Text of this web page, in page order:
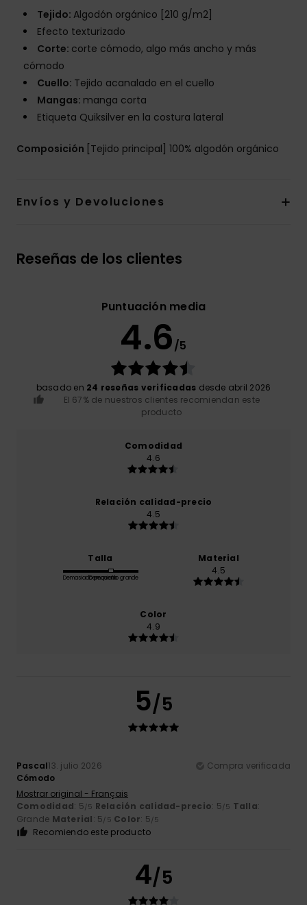
Tejido: Algodón orgánico [210 g/m2]
Efecto texturizado
Corte: corte cómodo, algo más ancho y más
cómodo
Cuello: Tejido acanalado en el cuello
Mangas: manga corta
Etiqueta Quiksilver en la costura lateral
Composición [Tejido principal] 100% algodón orgánico
Envíos y Devoluciones
Reseñas de los clientes
Puntuación media
4.6/5
basado en 24 reseñas verificadas desde abril 2026
El 67% de nuestros clientes recomiendan este
producto
Comodidad
4.6
Relación calidad-precio
4.5
Talla
Demasiado pequeño
Demasiado grande
Material
4.5
Color
4.9
5/5
Pascal13. julio 2026
Compra verificada
Cómodo
Mostrar original - Français
Comodidad: 5/5 Relación calidad-precio: 5/5 Talla:
Grande Material: 5/5 Color: 5/5
Recomiendo este producto
4/5